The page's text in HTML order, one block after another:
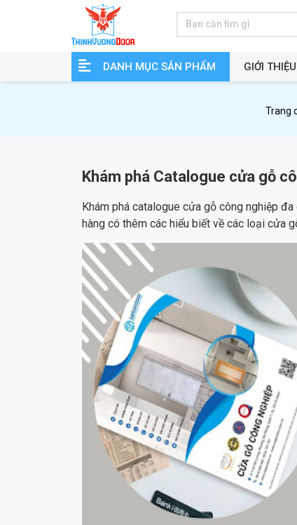
DANH MỤC SẢN PHẨM GIỚI THIỆU
Trang
Khám phá Catalogue cửa gỗ
Khám phá catalogue cửa gỗ công nghiệp
hàng có thêm các hiểu biết về các loại cửa